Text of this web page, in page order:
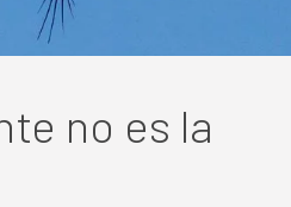
no es la